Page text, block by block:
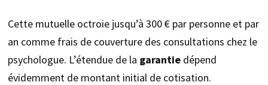
Cette mutuelle octroie jusqu’à 300 € par personne et par
an comme frais de couverture des consultations chez le
psychologue. L’étendue de la garantiedépend
évidemment de montant initial de cotisation.